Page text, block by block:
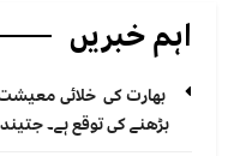
اہم خبریں
بڑھنے کی توقع ہے۔